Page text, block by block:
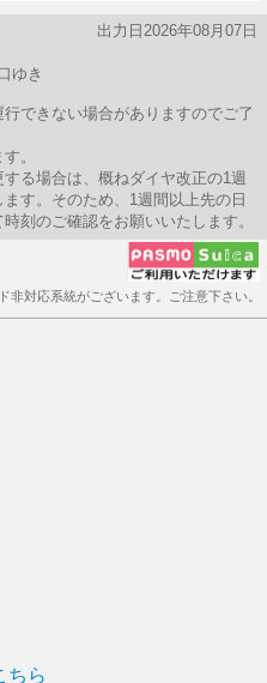
出力日2026年08月07日
ゆき
できない場合がありますのでご了
。
る場合は、概ねダイヤ改正の1週
す。そのため、1週間以上先の日
刻のご確認をお願いいたします。
非対応系統がございます。ご注意下さい。
ちら